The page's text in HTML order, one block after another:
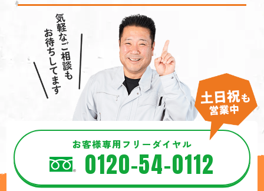
お客様専用フリーダイヤル
0120-54-0112